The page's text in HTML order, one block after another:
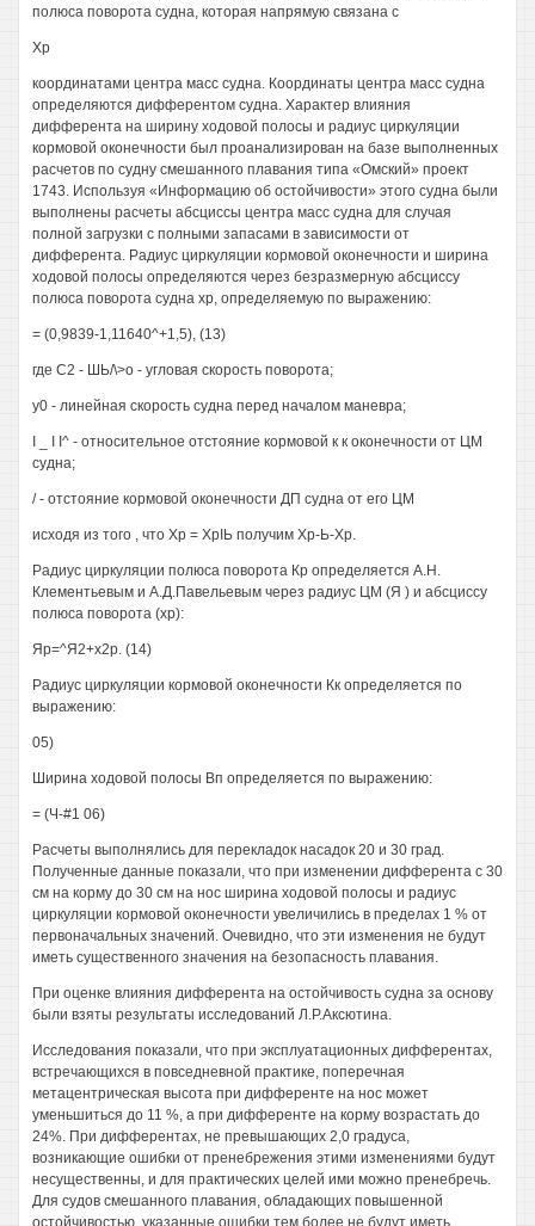
полюса поворота судна, которая напрямую связана с
Хр
координатами центра масс судна. Координаты центра масс судна
определяются дифферентом судна. Характер влияния
дифферента на ширину ходовой полосы и радиус циркуляции
кормовой оконечности был проанализирован на базе выполненных
расчетов по судну смешанного плавания типа «Омский» проект
1743. Используя «Информацию об остойчивости» этого судна были
выполнены расчеты абсциссы центра масс судна для случая
полной загрузки с полными запасами в зависимости от
дифферента. Радиус циркуляции кормовой оконечности и ширина
ходовой полосы определяются через безразмерную абсциссу
полюса поворота судна хр, определяемую по выражению:
= (0,9839-1,11640^+1,5), (13)
где С2 - ШЬ/\>о - угловая скорость поворота;
у0 - линейная скорость судна перед началом маневра;
I _ I I^ - относительное отстояние кормовой к к оконечности от ЦМ
судна;
/ - отстояние кормовой оконечности ДП судна от его ЦМ
исходя из того , что Хр = ХрIЬ получим Хр-Ь-Хр.
Радиус циркуляции полюса поворота Кр определяется А.Н.
Клементьевым и А.Д.Павельевым через радиус ЦМ (Я ) и абсциссу
полюса поворота (хр):
Яр=^Я2+х2р. (14)
Радиус циркуляции кормовой оконечности Кк определяется по
выражению:
05)
Ширина ходовой полосы Вп определяется по выражению:
= (Ч-#1 06)
Расчеты выполнялись для перекладок насадок 20 и 30 град.
Полученные данные показали, что при изменении дифферента с 30
см на корму до 30 см на нос ширина ходовой полосы и радиус
циркуляции кормовой оконечности увеличились в пределах 1 % от
первоначальных значений. Очевидно, что эти изменения не будут
иметь существенного значения на безопасность плавания.
При оценке влияния дифферента на остойчивость судна за основу
были взяты результаты исследований Л.Р.Аксютина.
Исследования показали, что при эксплуатационных дифферентах,
встречающихся в повседневной практике, поперечная
метацентрическая высота при дифференте на нос может
уменьшиться до 11 %, а при дифференте на корму возрастать до
24%. При дифферентах, не превышающих 2,0 градуса,
возникающие ошибки от пренебрежения этими изменениями будут
несущественны, и для практических целей ими можно пренебречь.
Для судов смешанного плавания, обладающих повышенной
остойчивостью, указанные ошибки тем более не будут иметь